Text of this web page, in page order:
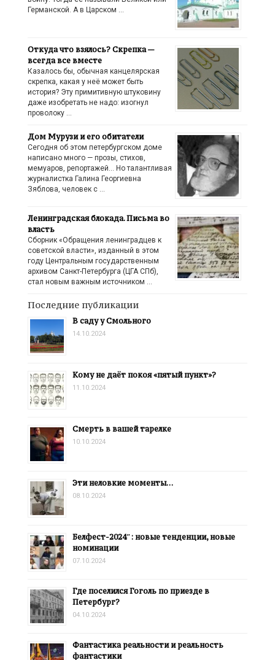
Германской. А в Царском …
Откуда что взялось? Скрепка —
всегда все вместе
Казалось бы, обычная канцелярская
скрепка, какая у неё может быть
история? Эту примитивную штуковину
даже изобретать не надо: изогнул
проволоку …
Дом Мурузи и его обитатели
Сегодня об этом петербургском доме
написано много — прозы, стихов,
мемуаров, репортажей… Но талантливая
журналистка Галина Георгиевна
Зяблова, человек с …
Ленинградская блокада. Письма во
власть
Сборник «Обращения ленинградцев к
советской власти», изданный в этом
году Центральным государственным
архивом Санкт-Петербурга (ЦГА СПб),
стал новым важным источником …
Последние публикации
В саду у Смольного
14.10.2024
Кому не даёт покоя «пятый пункт»?
11.10.2024
Смерть в вашей тарелке
10.10.2024
Эти неловкие моменты…
08.10.2024
Белфест-2024″: новые тенденции, новые
номинации
07.10.2024
Где поселился Гоголь по приезде в
Петербург?
04.10.2024
Фантастика реальности и реальность
фантастики